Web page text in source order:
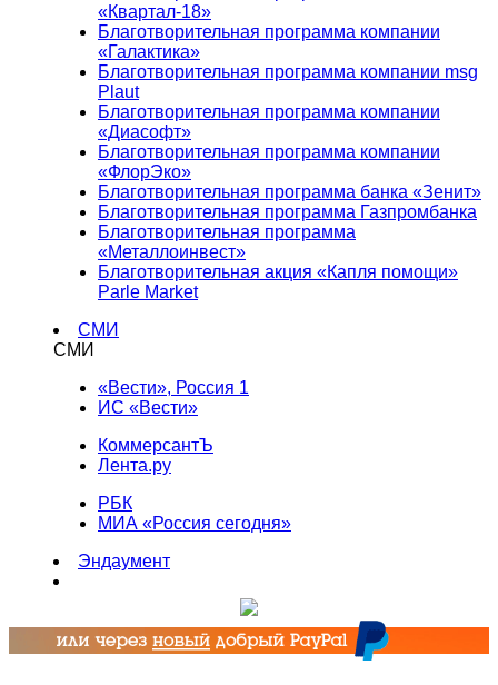
«Квартал-18»
Благотворительная программа компании
«Галактика»
Благотворительная программа компании msg
Plaut
Благотворительная программа компании
«Диасофт»
Благотворительная программа компании
«ФлорЭко»
Благотворительная программа банка «Зенит»
Благотворительная программа Газпромбанка
Благотворительная программа
«Металлоинвест»
Благотворительная акция «Капля помощи»
Parle Market
СМИ
СМИ
«Вести», Россия 1
ИС «Вести»
КоммерсантЪ
Лента.ру
РБК
МИА «Россия сегодня»
Эндаумент